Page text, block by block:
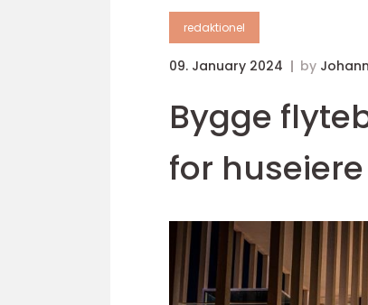
redaktionel
09. January 2024 by
Bygge
for huseiere